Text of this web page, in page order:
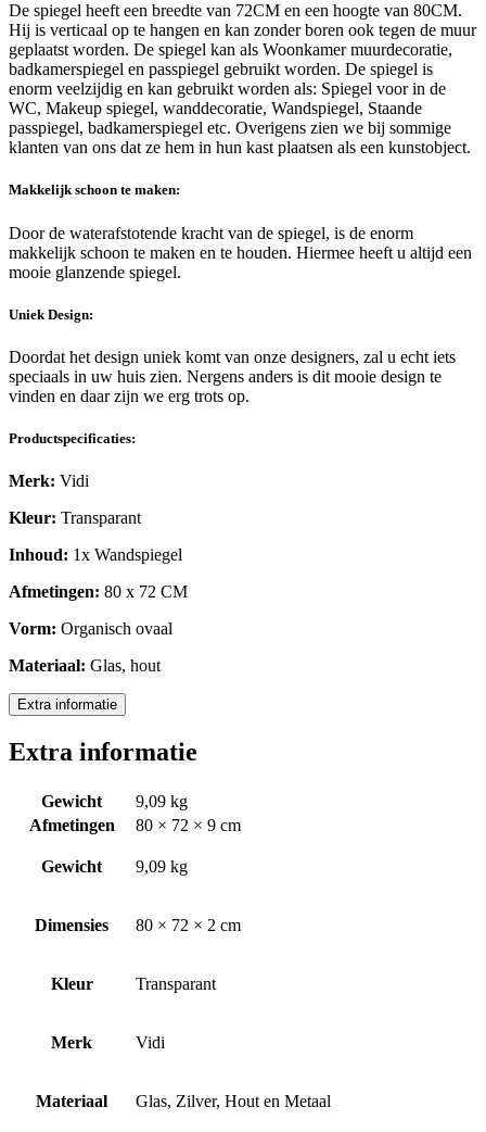
De spiegel heeft een breedte van 72CM en een hoogte van 80CM.
Hij is verticaal op te hangen en kan zonder boren ook tegen de muur
geplaatst worden. De spiegel kan als Woonkamer muurdecoratie,
badkamerspiegel en passpiegel gebruikt worden. De spiegel is
enorm veelzijdig en kan gebruikt worden als: Spiegel voor in de
WC, Makeup spiegel, wanddecoratie, Wandspiegel, Staande
passpiegel, badkamerspiegel etc. Overigens zien we bij sommige
klanten van ons dat ze hem in hun kast plaatsen als een kunstobject.
Makkelijk schoon te maken:
Door de waterafstotende kracht van de spiegel, is de enorm
makkelijk schoon te maken en te houden. Hiermee heeft u altijd een
mooie glanzende spiegel.
Uniek Design:
Doordat het design uniek komt van onze designers, zal u echt iets
speciaals in uw huis zien. Nergens anders is dit mooie design te
vinden en daar zijn we erg trots op.
Productspecificaties:
Merk: Vidi
Kleur: Transparant
Inhoud: 1x Wandspiegel
Afmetingen: 80 x 72 CM
Vorm: Organisch ovaal
Materiaal: Glas, hout
Extra informatie
Extra informatie
Gewicht
9,09 kg
Afmetingen
80 × 72 × 9 cm
Gewicht 9,09 kg
Dimensies 80 × 72 × 2 cm
Kleur Transparant
Merk Vidi
Materiaal Glas, Zilver, Hout en Metaal